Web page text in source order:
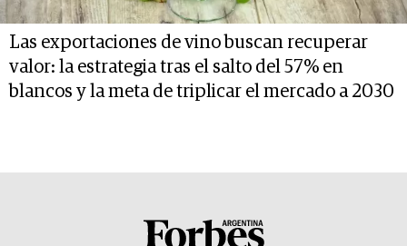
Las exportaciones de vino buscan recuperar
valor: la estrategia tras el salto del 57% en
blancos y la meta de triplicar el mercado a 2030